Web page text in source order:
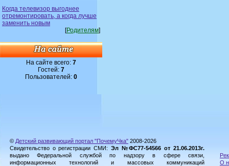
Когда телевизор выгоднее
отремонтировать, а когда лучше
заменить новым
[Родителям]
На сайте всего: 7
Гостей: 7
Пользователей: 0
© Детский развивающий портал "ПочемуЧка" 2008-2026
Свидетельство о регистрации СМИ: Эл №ФС77-54566 от 21.06.2013г.
выдано Федеральной службой по надзору в сфере связи,
информационных технологий и массовых коммуникаций
О